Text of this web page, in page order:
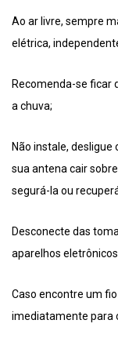
Ao ar livre, sempre
elétrica,
Recomenda-se ficar
a chuva;
Não instale,
sua antena cair
segurá-la ou
Desconecte das
aparelhos
Caso encontre um
imediatamente para